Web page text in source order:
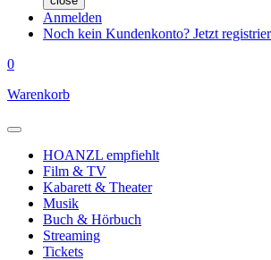
Anmelden
Noch kein Kundenkonto? Jetzt
0
Warenkorb
HOANZL empfiehlt
Film & TV
Kabarett & Theater
Musik
Buch & Hörbuch
Streaming
Tickets